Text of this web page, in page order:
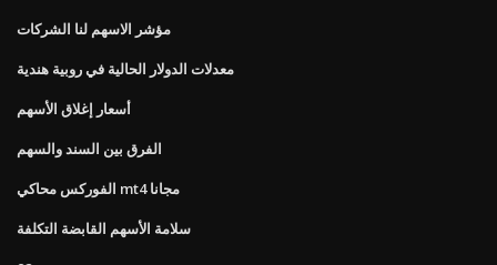
مؤشر الاسهم لنا الشركات
معدلات الدولار الحالية في روبية هندية
أسعار إغلاق الأسهم
الفرق بين السند والسهم
الفوركس محاكي mt4 مجانا
سلامة الأسهم القابضة التكلفة